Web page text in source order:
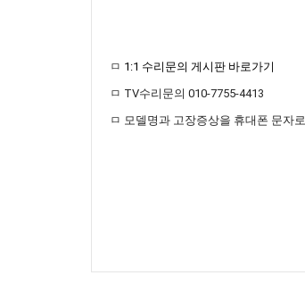
ㅁ 1:1 수리문의 게시판 바로가기
ㅁ TV수리문의 010-7755-4413
ㅁ 모델명과 고장증상을 휴대폰 문자